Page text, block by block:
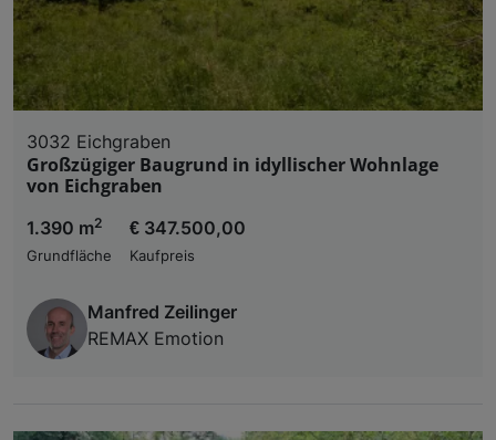
3032 Eichgraben
Großzügiger Baugrund in idyllischer Wohnlage
von Eichgraben
1.390 m2
Grundfläche
€ 347.500,00
Kaufpreis
Manfred Zeilinger
REMAX Emotion